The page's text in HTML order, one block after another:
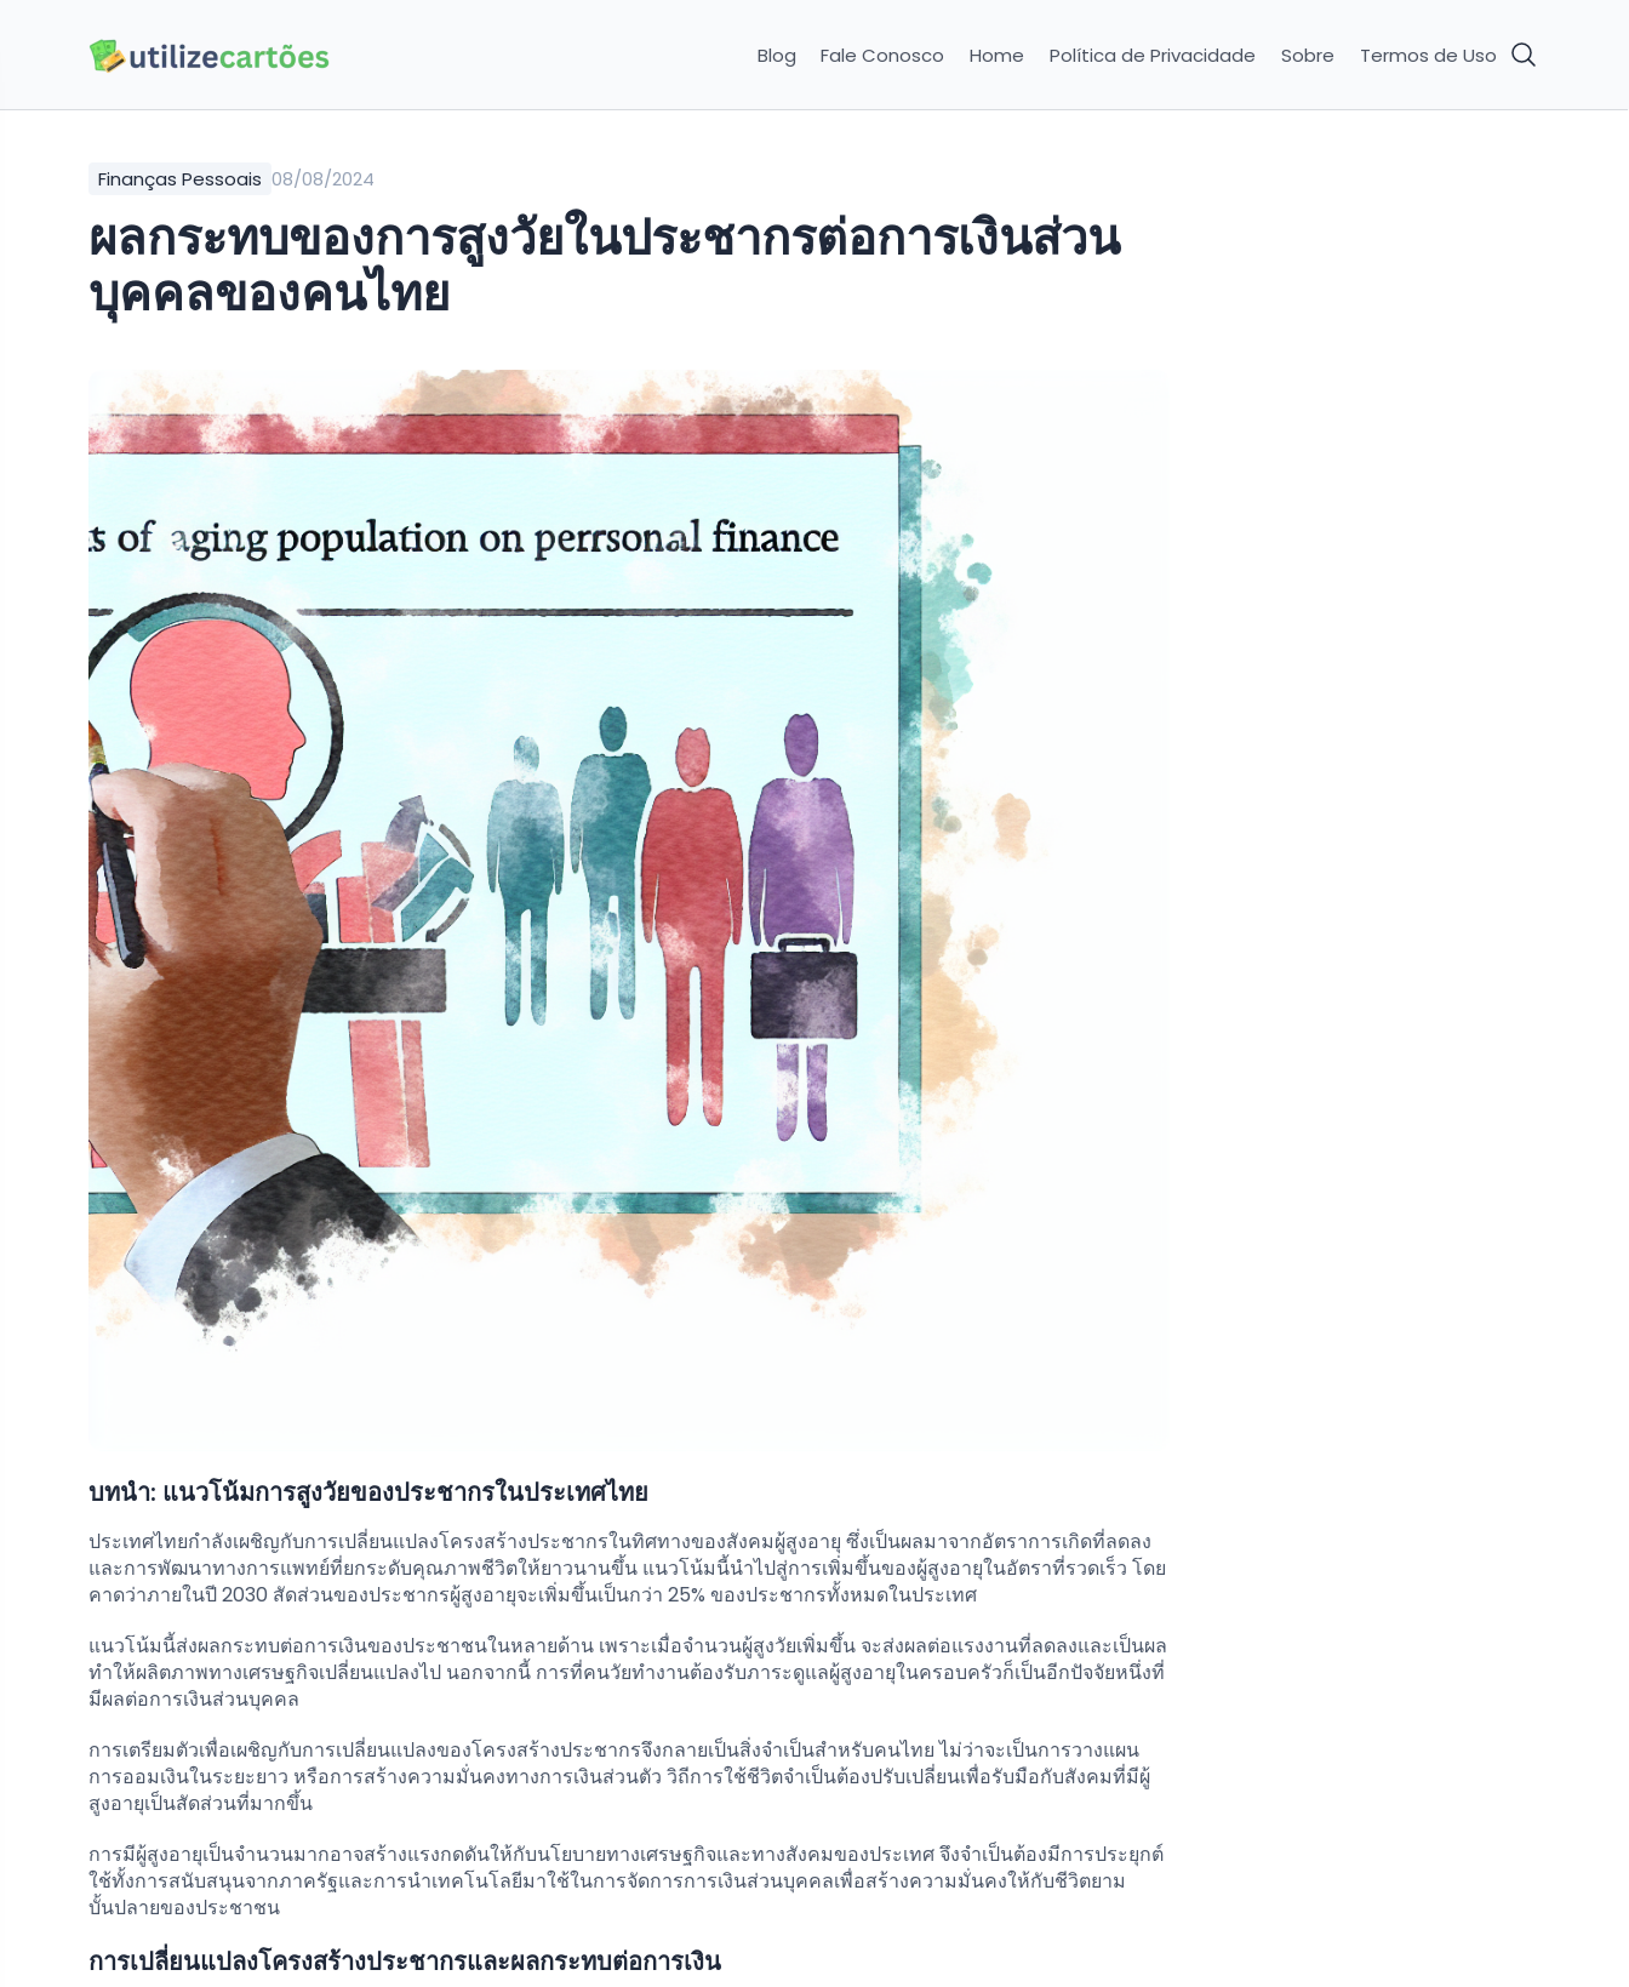
Blog Fale Conosco Home Política de Privacidade Sobre Termos de Uso
Finanças Pessoais 08/08/2024
ผลกระทบของการสูงวัยในประชากรต่อการเงินส่วน
บุคคลของคนไทย
บทนำ: แนวโน้มการสูงวัยของประชากรในประเทศไทย
ประเทศไทยกำลังเผชิญกับการเปลี่ยนแปลงโครงสร้างประชากรในทิศทางของสังคมผู้สูงอายุ ซึ่งเป็นผลมาจากอัตราการเกิดที่ลดลง
และการพัฒนาทางการแพทย์ที่ยกระดับคุณภาพชีวิตให้ยาวนานขึ้น แนวโน้มนี้นำไปสู่การเพิ่มขึ้นของผู้สูงอายุในอัตราที่รวดเร็ว โดย
คาดว่าภายในปี 2030 สัดส่วนของประชากรผู้สูงอายุจะเพิ่มขึ้นเป็นกว่า 25% ของประชากรทั้งหมดในประเทศ
แนวโน้มนี้ส่งผลกระทบต่อการเงินของประชาชนในหลายด้าน เพราะเมื่อจำนวนผู้สูงวัยเพิ่มขึ้น จะส่งผลต่อแรงงานที่ลดลงและเป็นผล
ทำให้ผลิตภาพทางเศรษฐกิจเปลี่ยนแปลงไป นอกจากนี้ การที่คนวัยทำงานต้องรับภาระดูแลผู้สูงอายุในครอบครัวก็เป็นอีกปัจจัยหนึ่งที่
มีผลต่อการเงินส่วนบุคคล
การเตรียมตัวเพื่อเผชิญกับการเปลี่ยนแปลงของโครงสร้างประชากรจึงกลายเป็นสิ่งจำเป็นสำหรับคนไทย ไม่ว่าจะเป็นการวางแผน
การออมเงินในระยะยาว หรือการสร้างความมั่นคงทางการเงินส่วนตัว วิถีการใช้ชีวิตจำเป็นต้องปรับเปลี่ยนเพื่อรับมือกับสังคมที่มีผู้
สูงอายุเป็นสัดส่วนที่มากขึ้น
การมีผู้สูงอายุเป็นจำนวนมากอาจสร้างแรงกดดันให้กับนโยบายทางเศรษฐกิจและทางสังคมของประเทศ จึงจำเป็นต้องมีการประยุกต์
ใช้ทั้งการสนับสนุนจากภาครัฐและการนำเทคโนโลยีมาใช้ในการจัดการการเงินส่วนบุคคลเพื่อสร้างความมั่นคงให้กับชีวิตยาม
บั้นปลายของประชาชน
การเปลี่ยนแปลงโครงสร้างประชากรและผลกระทบต่อการเงิน